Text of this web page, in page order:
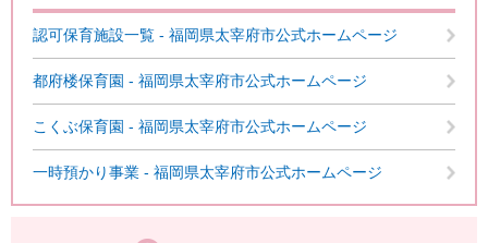
認可保育施設一覧 - 福岡県太宰府市公式ホームページ
都府楼保育園 - 福岡県太宰府市公式ホームページ
こくぶ保育園 - 福岡県太宰府市公式ホームページ
一時預かり事業 - 福岡県太宰府市公式ホームページ